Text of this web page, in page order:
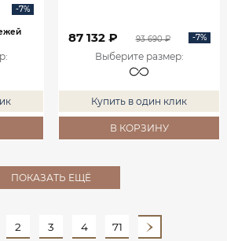
-7%
:
87 132 ₽ 93 690 ₽ -7%
Выберите размер:
Купить в один клик
В КОРЗИНУ
ПОКАЗАТЬ ЕЩЁ
2 3 4 71